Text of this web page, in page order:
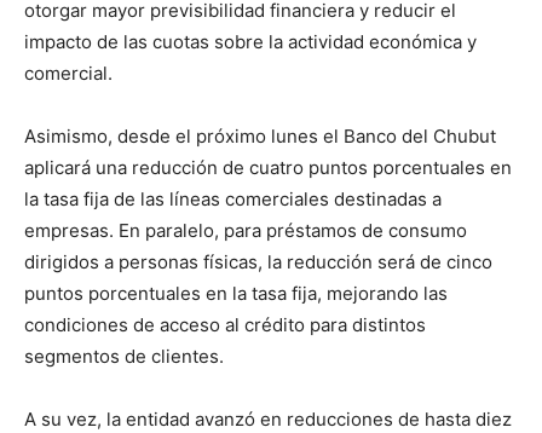
otorgar mayor previsibilidad financiera y reducir el
impacto de las cuotas sobre la actividad económica y
comercial.
Asimismo, desde el próximo lunes el Banco del Chubut
aplicará una reducción de cuatro puntos porcentuales en
la tasa fija de las líneas comerciales destinadas a
empresas. En paralelo, para préstamos de consumo
dirigidos a personas físicas, la reducción será de cinco
puntos porcentuales en la tasa fija, mejorando las
condiciones de acceso al crédito para distintos
segmentos de clientes.
A su vez, la entidad avanzó en reducciones de hasta diez